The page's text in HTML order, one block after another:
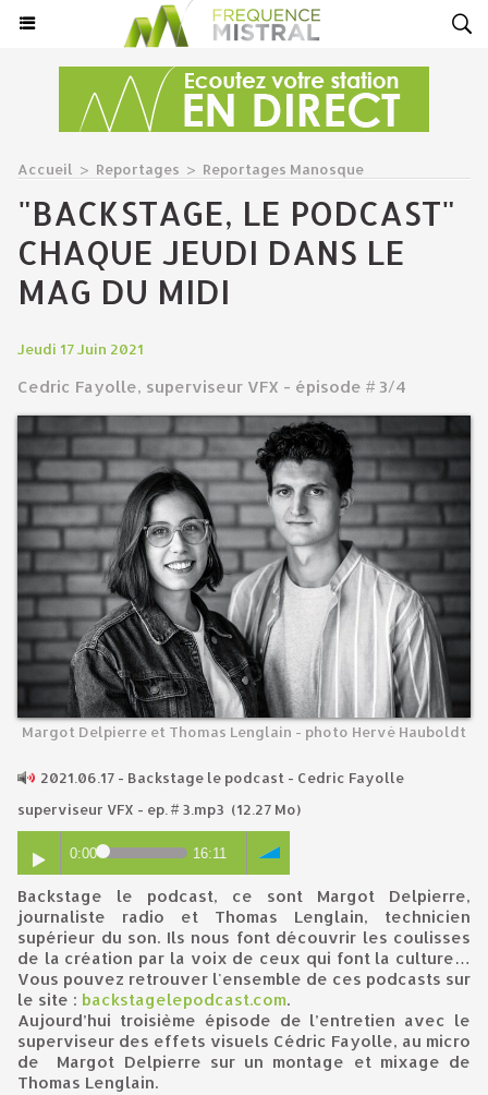
Accueil > Reportages > Reportages Manosque
"BACKSTAGE, LE PODCAST"
CHAQUE JEUDI DANS LE
MAG DU MIDI
Jeudi 17 Juin 2021
Cedric Fayolle, superviseur VFX - épisode # 3/4
Margot Delpierre et Thomas Lenglain - photo Hervé Hauboldt
2021.06.17 - Backstage le podcast - Cedric Fayolle
superviseur VFX - ep. # 3.mp3 (12.27 Mo)
0:00 16:11
Backstage le podcast, ce sont Margot Delpierre,
journaliste radio et Thomas Lenglain, technicien
supérieur du son. Ils nous font découvrir les coulisses
de la création par la voix de ceux qui font la culture…
Vous pouvez retrouver l'ensemble de ces podcasts sur
le site : backstagelepodcast.com.
Aujourd’hui troisième épisode de l’entretien avec le
superviseur des effets visuels Cédric Fayolle, au micro
de Margot Delpierre sur un montage et mixage de
Thomas Lenglain.